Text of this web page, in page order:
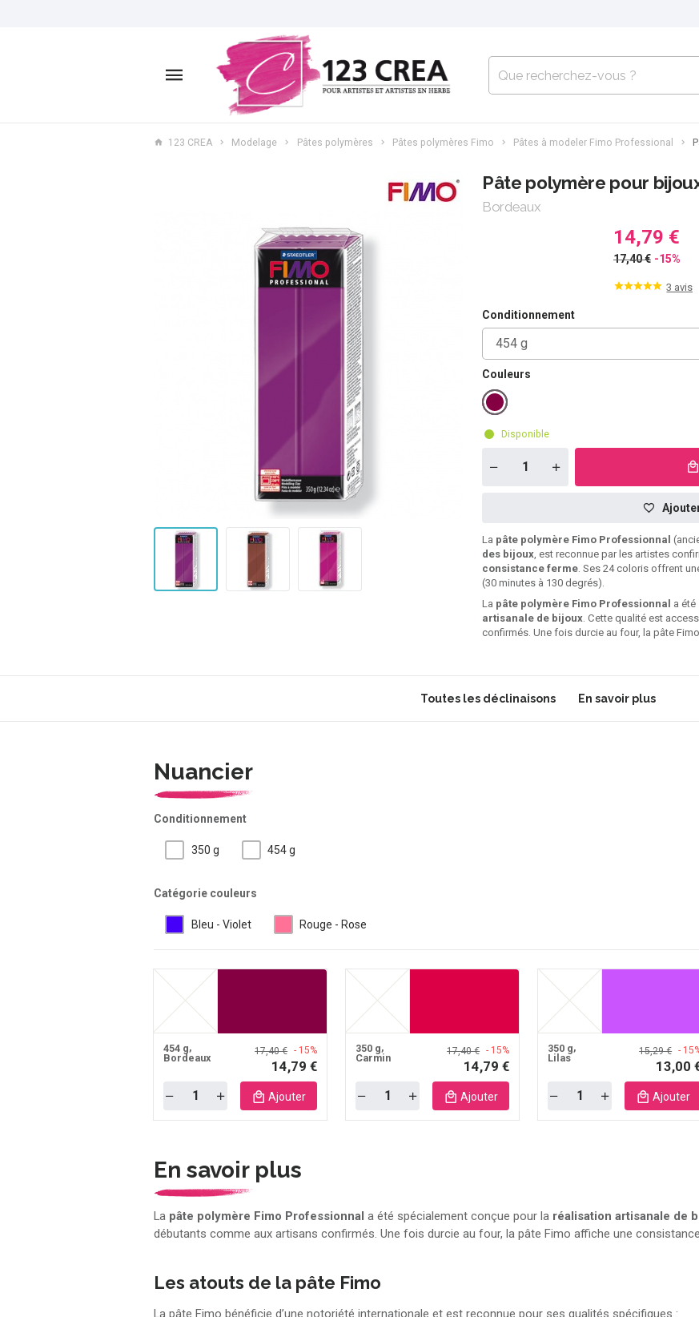
123 CREA Modelage Pâtes polymères Pâtes polymères Fimo Pâtes à modeler Fimo Professional
Pâte polymère pour
Bordeaux
14,79 €
17,40 € -15%
3 avis
Conditionnement
454 g
Couleurs
Disponible
La pâte polymère Fimo Professionnal
des bijoux, est reconnue par les artistes
consistance ferme. Ses 24 coloris offrent
(30 minutes à 130 degrés).
La pâte polymère Fimo Professionnal a
artisanale de bijoux. Cette qualité est
confirmés. Une fois durcie au four, la pâte
Toutes les déclinaisons En savoir plus
Nuancier
Conditionnement
350 g 454 g
Catégorie couleurs
Bleu - Violet Rouge - Rose
454 g
Bordeaux
17,40 € - 15%
14,79 €
Quantity
Ajouter
350 g
Carmin
17,40 € - 15%
14,79 €
Quantity
Ajouter
350 g
Lilas
15,29 € -
13,00
Quantity
Ajouter
En savoir plus
La pâte polymère Fimo Professionnal a été spécialement conçue pour la réalisation artisanale de
débutants comme aux artisans confirmés. Une fois durcie au four, la pâte Fimo affiche une
Les atouts de la pâte Fimo
La pâte Fimo bénéficie d’une notoriété internationale et est reconnue pour ses qualités spécifiques :